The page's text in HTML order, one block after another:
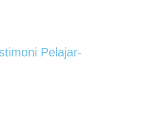
Pelajar-